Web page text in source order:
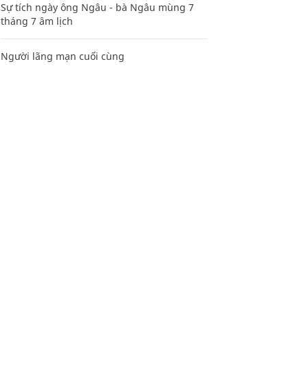
Sự tích ngày ông Ngâu - bà Ngâu mùng 7
tháng 7 âm lịch
Người lãng mạn cuối cùng